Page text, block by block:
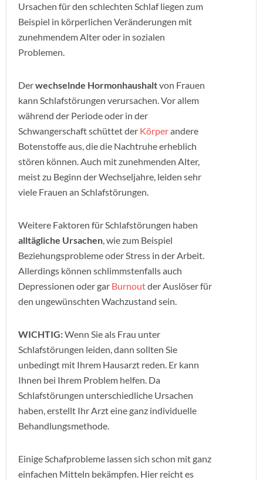
Ursachen für den schlechten Schlaf liegen zum
Beispiel in körperlichen Veränderungen mit
zunehmendem Alter oder in sozialen
Problemen.
Derwechselnde Hormonhaushaltvon Frauen
kann Schlafstörungen verursachen. Vor allem
während der Periode oder in der
Schwangerschaft schüttet der Körperandere
Botenstoffe aus, die die Nachtruhe erheblich
stören können. Auch mit zunehmenden Alter,
meist zu Beginn der Wechseljahre, leiden sehr
viele Frauen an Schlafstörungen.
Weitere Faktoren für Schlafstörungen haben
alltägliche Ursachen, wie zum Beispiel
Beziehungsprobleme oder Stress in der Arbeit.
Allerdings können schlimmstenfalls auch
Depressionen oder gar Burnoutder Auslöser für
den ungewünschten Wachzustand sein.
WICHTIG:Wenn Sie als Frau unter
Schlafstörungen leiden, dann sollten Sie
unbedingt mit Ihrem Hausarzt reden. Er kann
Ihnen bei Ihrem Problem helfen. Da
Schlafstörungen unterschiedliche Ursachen
haben, erstellt Ihr Arzt eine ganz individuelle
Behandlungsmethode.
Einige Schafprobleme lassen sich schon mit ganz
einfachen Mitteln bekämpfen. Hier reicht es